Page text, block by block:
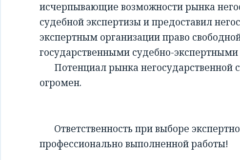
исчерпывающие возможности рынка
судебной экспертизы и предоставил
экспертным организации право
государственными судебно-
Потенциал рынка негосударственной
огромен.
Ответственность при выборе
профессионально выполненной работы!